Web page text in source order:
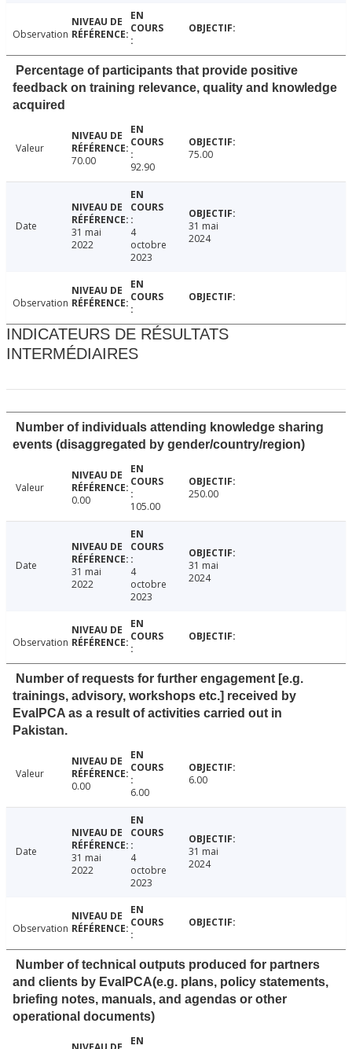
Observation
Percentage of participants that provide positive
feedback on training relevance, quality and knowledge
acquired
Valeur
70.00
92.90
75.00
Date
31 mai
2022
4
octobre
2023
31 mai
2024
Observation
INDICATEURS DE RÉSULTATS
INTERMÉDIAIRES
Number of individuals attending knowledge sharing
events (disaggregated by gender/country/region)
Valeur
0.00
105.00
250.00
Date
31 mai
2022
4
octobre
2023
31 mai
2024
Observation
Number of requests for further engagement [e.g.
trainings, advisory, workshops etc.] received by
EvalPCA as a result of activities carried out in
Pakistan.
Valeur
0.00
6.00
6.00
Date
31 mai
2022
4
octobre
2023
31 mai
2024
Observation
Number of technical outputs produced for partners
and clients by EvalPCA(e.g. plans, policy statements,
briefing notes, manuals, and agendas or other
operational documents)